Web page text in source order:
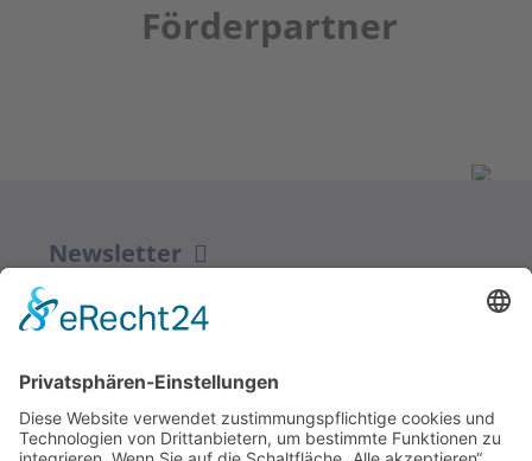
Förderpartner
Newsletter
ZUR ANMELDUNG
Redaktion bbkult.net
Centrum Bavaria Bohemia (CeBB)